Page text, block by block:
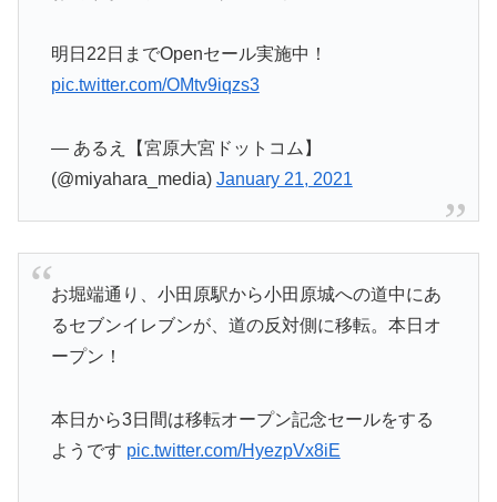
明日22日までOpenセール実施中！
pic.twitter.com/OMtv9iqzs3
— あるえ【宮原大宮ドットコム】
(@miyahara_media) January 21, 2021
お堀端通り、小田原駅から小田原城への道中にあ
るセブンイレブンが、道の反対側に移転。本日オ
ープン！
本日から3日間は移転オープン記念セールをする
ようです pic.twitter.com/HyezpVx8iE